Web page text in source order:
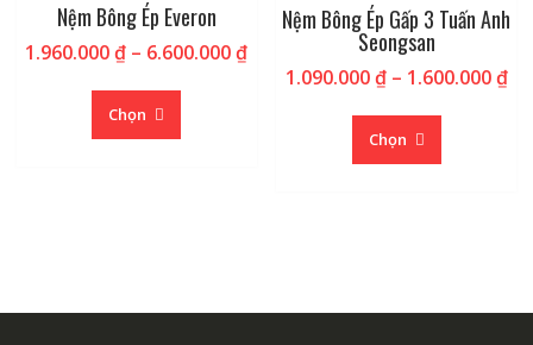
Nệm Bông Ép Everon
1.960.000₫ – 6.600.000₫Khoảng
Chọn
Sản
này
Nệm Bông Ép Gấp 3 Tuấn Anh
Seongsan
1.090.000₫ – 1.600.000₫
Chọn
Sản
này